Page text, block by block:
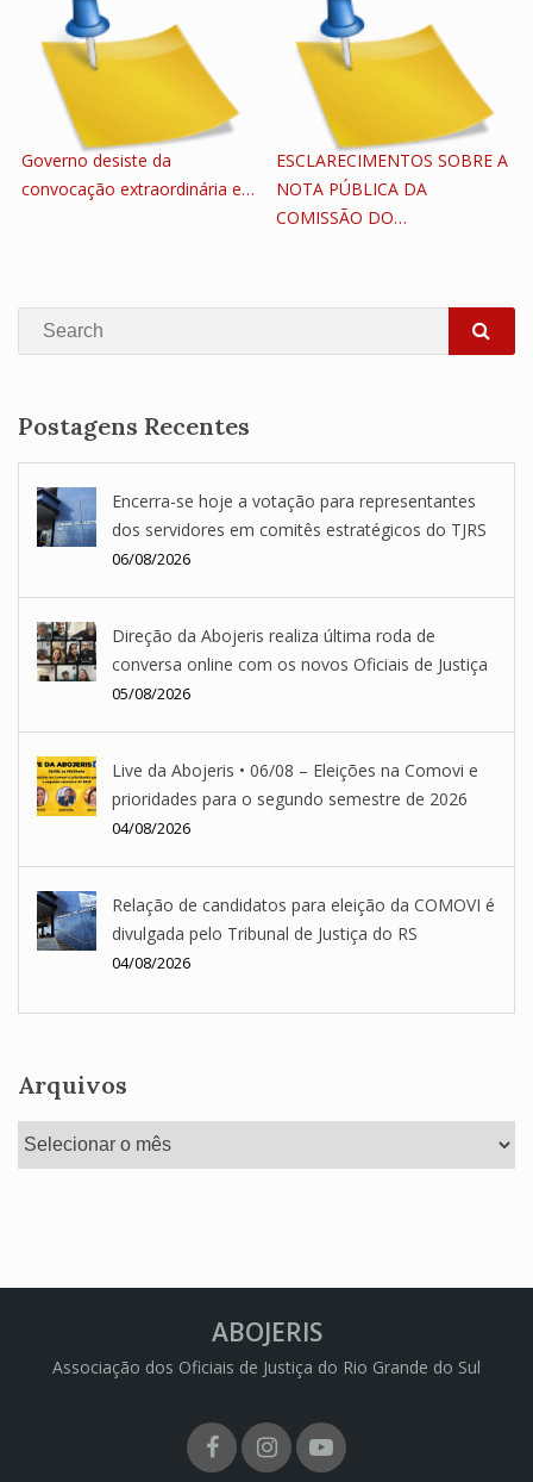
Governo desiste da
convocação extraordinária e…
ESCLARECIMENTOS SOBRE A
NOTA PÚBLICA DA
COMISSÃO DO…
Search
Postagens Recentes
Encerra-se hoje a votação para representantes
dos servidores em comitês estratégicos do TJRS
06/08/2026
Direção da Abojeris realiza última roda de
conversa online com os novos Oficiais de Justiça
05/08/2026
Live da Abojeris • 06/08 – Eleições na Comovi e
prioridades para o segundo semestre de 2026
04/08/2026
Relação de candidatos para eleição da COMOVI é
divulgada pelo Tribunal de Justiça do RS
04/08/2026
Arquivos
Arquivos
ABOJERIS
Associação dos Oficiais de Justiça do Rio Grande do Sul
FacebookInstagram
Youtube